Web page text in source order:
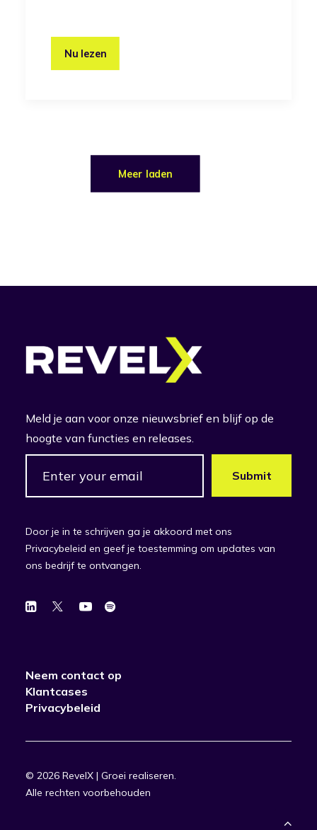
Nu lezen
Meer laden
Meld je aan voor onze nieuwsbrief en blijf op de
hoogte van functies en releases.
Door je in te schrijven ga je akkoord met ons
Privacybeleid en geef je toestemming om updates van
ons bedrijf te ontvangen.
Neem contact op
Klantcases
Privacybeleid
© 2026 RevelX | Groei realiseren.
Alle rechten voorbehouden